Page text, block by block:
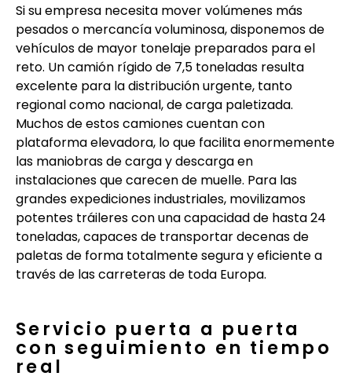
Si su empresa necesita mover volúmenes más
pesados o mercancía voluminosa, disponemos de
vehículos de mayor tonelaje preparados para el
reto. Un camión rígido de 7,5 toneladas resulta
excelente para la distribución urgente, tanto
regional como nacional, de carga paletizada.
Muchos de estos camiones cuentan con
plataforma elevadora, lo que facilita enormemente
las maniobras de carga y descarga en
instalaciones que carecen de muelle. Para las
grandes expediciones industriales, movilizamos
potentes tráileres con una capacidad de hasta 24
toneladas, capaces de transportar decenas de
paletas de forma totalmente segura y eficiente a
través de las carreteras de toda Europa.
Servicio puerta a puerta
con seguimiento en tiempo
real